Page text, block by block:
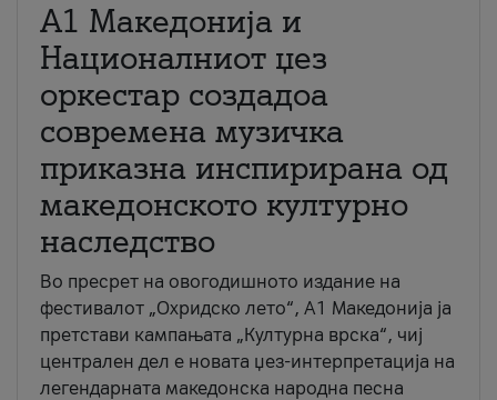
А1 Македонија и
Националниот џез
оркестар создадоа
современа музичка
приказна инспирирана од
македонското културно
наследство
Во пресрет на овогодишното издание на
фестивалот „Охридско лето“, А1 Македонија ја
претстави кампањата „Културна врска“, чиј
централен дел е новата џез-интерпретација на
легендарната македонска народна песна